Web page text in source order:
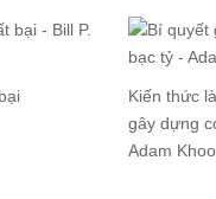
Kiến thức
gây dựng
Adam Khoo